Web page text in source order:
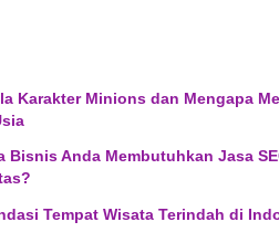
Karakter Minions dan Mengapa
Bisnis Anda Membutuhkan Jasa
Tempat Wisata Terindah di